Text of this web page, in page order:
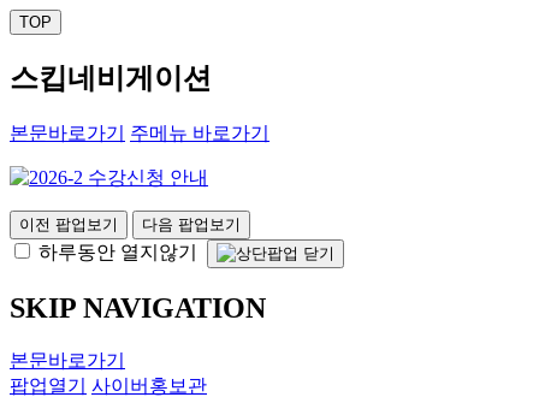
TOP
스킵네비게이션
본문바로가기 주메뉴 바로가기
이전 팝업보기 다음 팝업보기
하루동안 열지않기
SKIP NAVIGATION
본문바로가기
팝업열기
사이버홍보관